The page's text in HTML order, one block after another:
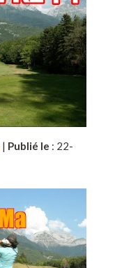
| Publié le : 22-